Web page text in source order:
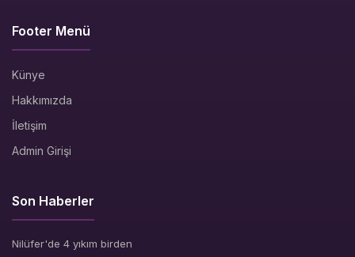
Footer Menü
Künye
Hakkımızda
İletişim
Admin Girişi
Son Haberler
Nilüfer'de 4 yıkım birden